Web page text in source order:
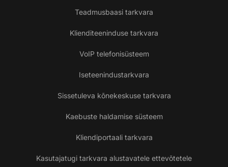
Teadmusbaasi tarkvara
Klienditeeninduse tarkvara
VoIP telefonisüsteem
Iseteenindustarkvara
Sissetuleva kõnekeskuse tarkvara
Kaebuste haldamise süsteem
Kliendiportaali tarkvara
Kasutajatugi tarkvara alustavatele ettevõtetele